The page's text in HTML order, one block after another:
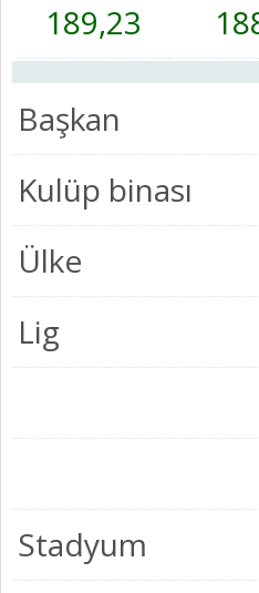
189,23
Başkan
Kulüp binası
Ülke
Lig
Stadyum